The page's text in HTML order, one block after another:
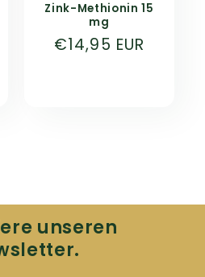
Zink-Methionin 15
mg
Normaler
€14,95 EUR
unseren